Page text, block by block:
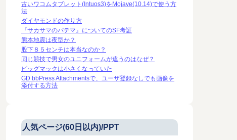
古いワコムタブレット(Intuos3)をMojave(10.14)で使う方
法
ダイヤモンドの作り方
『サカサマのパテマ』についてのSF考証
熊本地震は夜型か？
股下８５センチは本当なのか？
同じ競技で男女のユニフォームが違うのはなぜ？
ビッグマックは小さくなっていた
GD bbPress Attachmentsで、ユーザ登録なしでも画像を
添付する方法
人気ページ(60日以内)/PPT